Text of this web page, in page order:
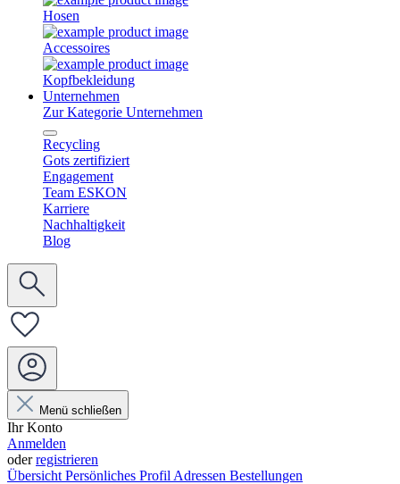
Hosen
Accessoires
Kopfbekleidung
Unternehmen
Zur Kategorie Unternehmen
Recycling
Gots zertifiziert
Engagement
Team ESKON
Karriere
Nachhaltigkeit
Blog
Menü schließen
Ihr Konto
Anmelden
oderregistrieren
Übersicht Persönliches Profil Adressen Bestellungen